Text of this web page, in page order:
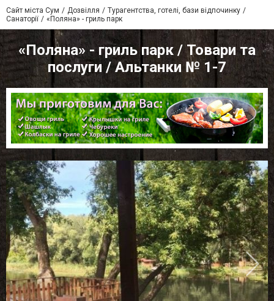
Сайт міста Сум Дозвілля
Турагентства, готелі, бази відпочинку
Санаторії
«Поляна» - гриль парк
«Поляна» - гриль парк / Товари та
послуги / Альтанки № 1-7